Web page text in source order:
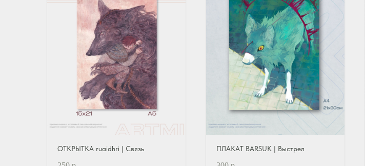
ОТКРЫТКА ruaidhri | Связь ПЛАКАТ BARSUK | Выстрел